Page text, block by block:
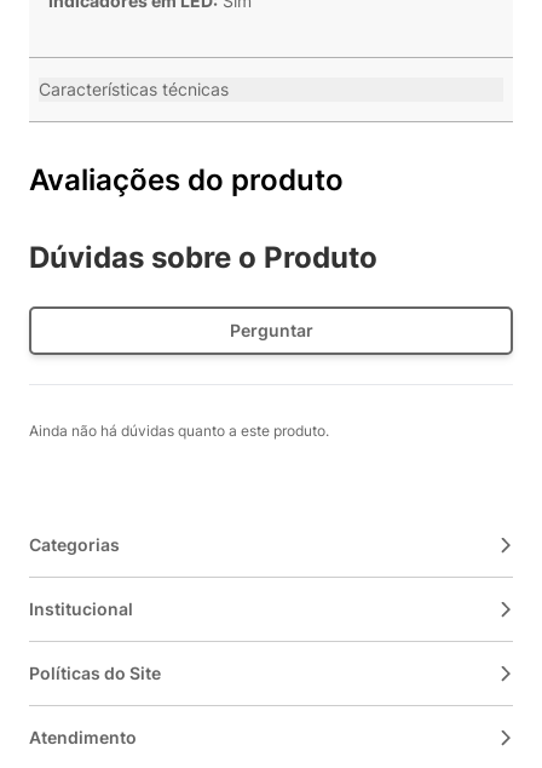
Características técnicas
Avaliações do produto
Dúvidas sobre o Produto
Perguntar
Ainda não há dúvidas quanto a este produto.
Categorias
Institucional
Políticas do Site
Atendimento